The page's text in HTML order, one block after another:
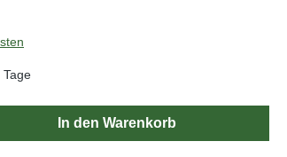
den gewünschten Wert ein
In den Warenkorb